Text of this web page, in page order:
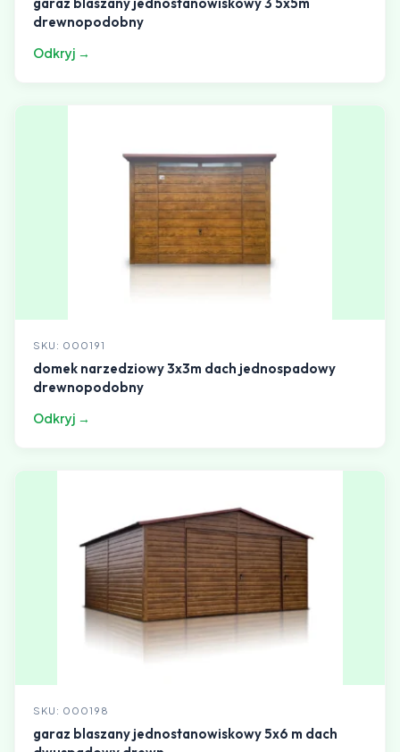
drewnopodobny
Odkryj →
SKU: 000191
domek narzedziowy 3x3m dach jednospadowy
drewnopodobny
Odkryj →
SKU: 000198
garaz blaszany jednostanowiskowy 5x6 m dach